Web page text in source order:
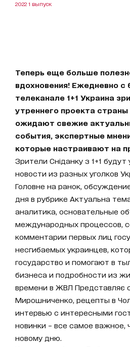
2022 1 выпуск
Теперь еще больше
вдохновения! Ежедневно с
телеканале 1+1 Украина
утреннего проекта страны
ожидают свежие
события, экспертные
которые настраивают на
Зрители Сніданку з 1+1
новости из разных уголков
Головне на ранок,
дня в рубрике Актуальна
аналитика, основательные
международных процессов,
комментарии первых лиц
несгибаемых украинцев,
государство и помогают в
бизнеса и подробности из
времени в ЖВЛ Представляє
Мирошниченко, рецепты в
интервью с интересными
новинки – все самое важное,
новому дню.